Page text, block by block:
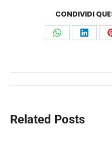
CONDIVIDI
Share Share
Related Posts